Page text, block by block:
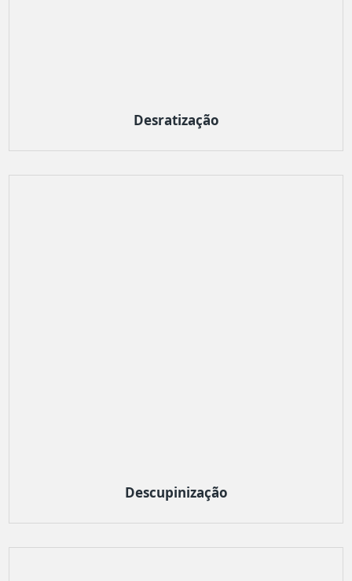
Desratização
Descupinização